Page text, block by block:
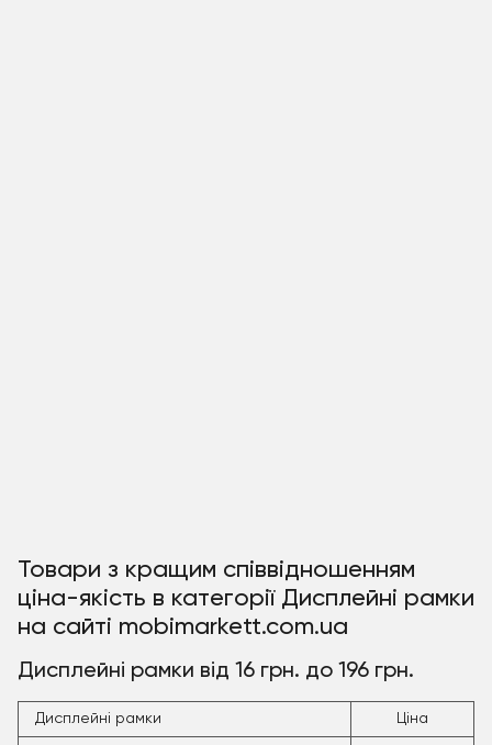
Товари з кращим співвідношенням
ціна-якість в категорії Дисплейні рамки
на сайті mobimarkett.com.ua
Дисплейні рамки від 16 грн. до 196 грн.
Дисплейні рамки Ціна